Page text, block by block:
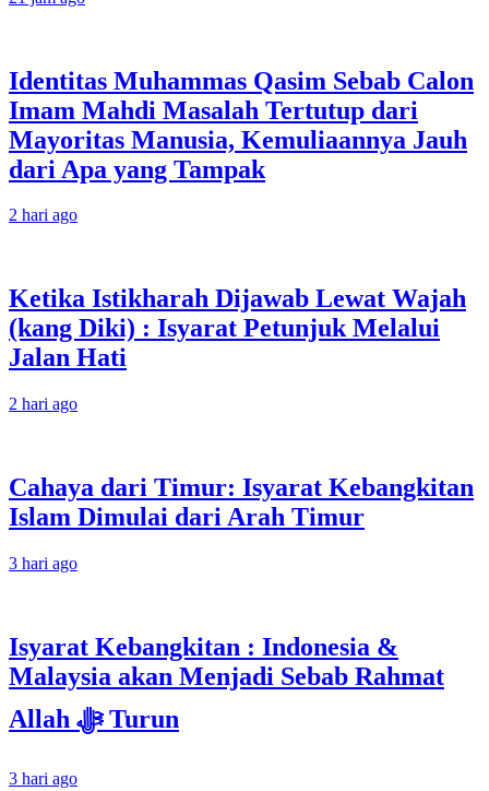
Identitas Muhammas Qasim Sebab Calon
Imam Mahdi Masalah Tertutup dari
Mayoritas Manusia, Kemuliaannya Jauh
dari Apa yang Tampak
2 hari ago
Ketika Istikharah Dijawab Lewat Wajah
(kang Diki) : Isyarat Petunjuk Melalui
Jalan Hati
2 hari ago
Cahaya dari Timur: Isyarat Kebangkitan
Islam Dimulai dari Arah Timur
3 hari ago
Isyarat Kebangkitan : Indonesia &
Malaysia akan Menjadi Sebab Rahmat
Allah ﷻ Turun
3 hari ago